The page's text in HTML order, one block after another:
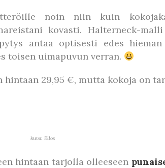
noin niin kuin
kovasti. Halterneck-
antaa optisesti edes
toisen uimapuvun verran.
hintaan 29,95 €, mutta kokoja on
kuva: Ellos
hintaan tarjolla olleeseen